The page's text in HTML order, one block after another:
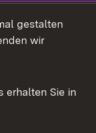
gestalten
wir
erhalten Sie in